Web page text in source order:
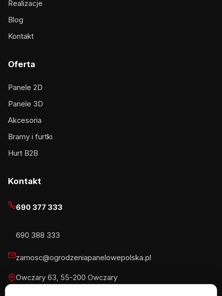
Realizacje
Blog
Kontakt
Oferta
Panele 2D
Panele 3D
Akcesoria
Bramy i furtki
Hurt B2B
Kontakt
690 377 333
690 388 333
zamosc@ogrodzeniapanelowepolska.pl
Owczary 63, 55-200 Owczary